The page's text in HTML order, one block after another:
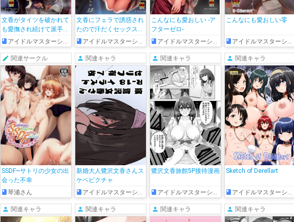
文香がタイツを破かれて
も愛撫され続けて派手に
イってしまう…♡
アイドルマスターシンデレラガールズ
文香にフェラで誘惑され
たので汗だくセックスし
ちゃいました♡
アイドルマスターシンデレラガールズ
こんなにも愛おしい -ア
フターゼロ-
アイドルマスターシンデレラガールズ
こんなにも愛おしい零
アイドルマスターシンデレラガールズ
関連サークル
SSDF~サトリの少女の出
会った不幸
琴浦さん
関連キャラ
新婚大人鷺沢文香さんス
ケベピクチャ
アイドルマスターシンデレラガールズ
関連キャラ
鷺沢文香旅館5P接待漫画
アイドルマスターシンデレラガールズ
関連キャラ
Sketch of Derellart
アイドルマスターシンデレラガールズ
関連キャラ 関連キャラ 関連キャラ 関連キャラ